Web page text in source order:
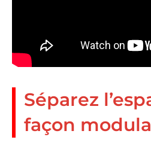
Séparez
façon